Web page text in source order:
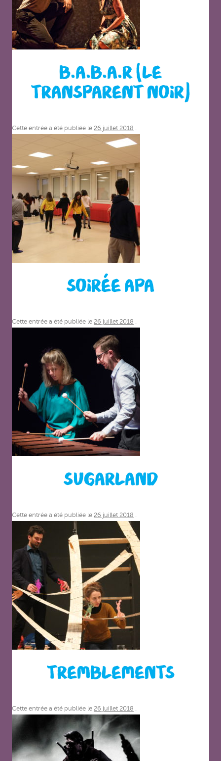
B.A.B.A.R (LE
TRANSPARENT NOIR)
Cette entrée a été publiée le 26 juillet 2018 .
SOIRÉE APA
Cette entrée a été publiée le 26 juillet 2018 .
SUGARLAND
Cette entrée a été publiée le 26 juillet 2018 .
TREMBLEMENTS
Cette entrée a été publiée le 26 juillet 2018 .